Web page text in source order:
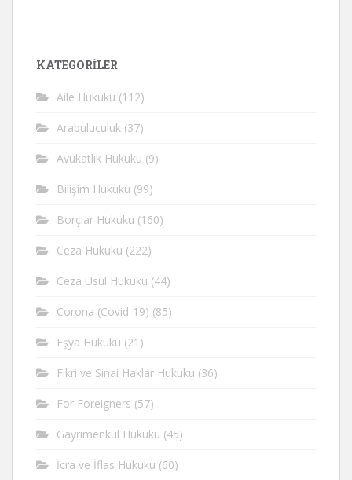
KATEGORİLER
Aile Hukuku (112)
Arabuluculuk (37)
Avukatlık Hukuku (9)
Bilişim Hukuku (99)
Borçlar Hukuku (160)
Ceza Hukuku (222)
Ceza Usul Hukuku (44)
Corona (Covid-19) (85)
Eşya Hukuku (21)
Fikri ve Sinai Haklar Hukuku (36)
For Foreigners (57)
Gayrimenkul Hukuku (45)
İcra ve İflas Hukuku (60)